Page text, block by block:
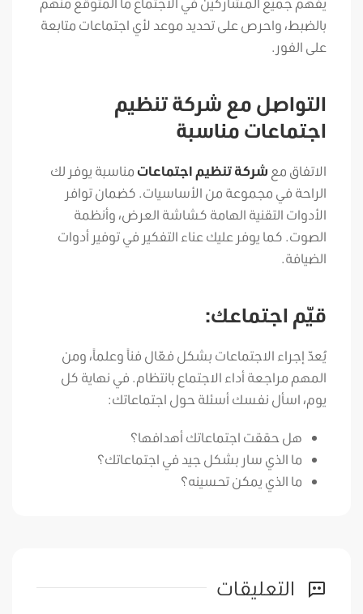
بالضبط، واحرص على تحديد موعد لأي اجتماعات متابعة
على الفور.
التواصل مع شركة تنظيم
اجتماعات مناسبة
الاتفاق مع شركة تنظيم اجتماعات مناسبة يوفر لك
الراحة في مجموعة من الأساسيات. كضمان توافر
الأدوات التقنية الهامة كشاشة العرض، وأنظمة
الصوت. كما يوفر عليك عناء التفكير في توفير أدوات
الضيافة.
قيّم اجتماعك:
يُعدّ إجراء الاجتماعات بشكل فعّال فناً وعلماً، ومن
المهم مراجعة أداء الاجتماع بانتظام. في نهاية كل
يوم، اسأل نفسك أسئلة حول اجتماعاتك:
هل حققت اجتماعاتك أهدافها؟
ما الذي سار بشكل جيد في اجتماعاتك؟
ما الذي يمكن تحسينه؟
التعليقات